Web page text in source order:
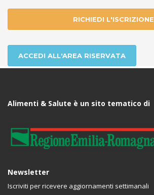
RICHIEDI L'ISCRIZIONE
ACCEDI ALL'AREA RISERVATA
Alimenti & Salute è un sito tematico di
Newsletter
Iscriviti per ricevere aggiornamenti settimanali